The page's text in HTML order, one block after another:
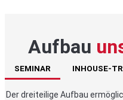
Aufbau
SEMINAR INHOUSE-
Der dreiteilige Aufbau